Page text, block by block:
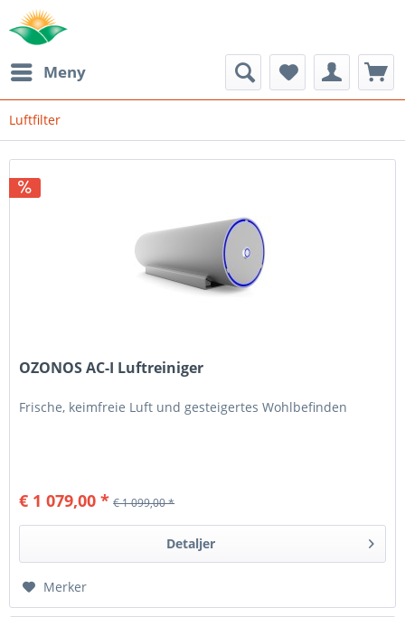
Meny
Luftfilter
OZONOS AC-I Luftreiniger
Frische, keimfreie Luft und gesteigertes Wohlbefinden
€ 1 079,00 * € 1 099,00 *
Detaljer
Merker